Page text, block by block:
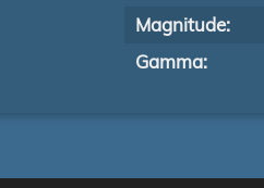
Magnitude:
Gamma: